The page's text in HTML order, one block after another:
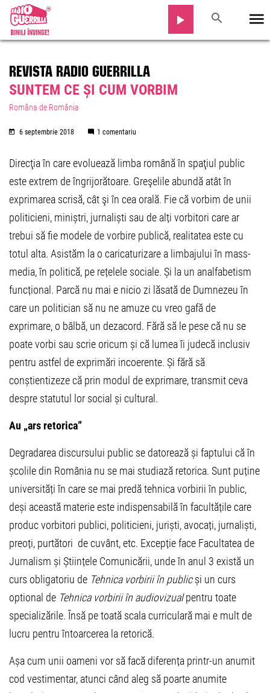
REVISTA RADIO GUERRILLA
SUNTEM CE ȘI CUM VORBIM
Româna de România
6 septembrie 2018 1 comentariu
Direcţia în care evoluează limba română în spaţiul public
este extrem de îngrijorătoare. Greşelile abundă atât în
exprimarea scrisă, cât şi în cea orală. Fie că vorbim de unii
politicieni, miniștri, jurnaliști sau de alți vorbitori care ar
trebui să fie modele de vorbire publică, realitatea este cu
totul alta. Asistăm la o caricaturizare a limbajului în mass-
media, în politică, pe rețelele sociale. Și la un analfabetism
funcțional. Parcă nu mai e nicio zi lăsată de Dumnezeu în
care un politician să nu ne amuze cu vreo gafă de
exprimare, o bâlbă, un dezacord. Fără să le pese că nu se
poate vorbi sau scrie oricum și că lumea îi judecă inclusiv
pentru astfel de exprimări incoerente. Și fără să
conștientizeze că prin modul de exprimare, transmit ceva
despre statutul lor social și cultural.
Au „ars retorica”
Degradarea discursului public se datorează și faptului că în
școlile din România nu se mai studiază retorica. Sunt puține
universități în care se mai predă tehnica vorbirii în public,
deși această materie este indispensabilă în facultățile care
produc vorbitori publici, politicieni, juriști, avocați, jurnaliști,
preoți, purtători de cuvânt, etc. Excepție face Facultatea de
Jurnalism și Științele Comunicării, unde în anul 3 există un
curs obligatoriu de Tehnica vorbirii în publicși un curs
optional de Tehnica vorbirii în audiovizualpentru toate
specializările. Însă pe toată scala curriculară mai e mult de
lucru pentru întoarcerea la retorică.
Așa cum unii oameni vor să facă diferența printr-un anumit
cod vestimentar, atunci când aleg să poarte anumite